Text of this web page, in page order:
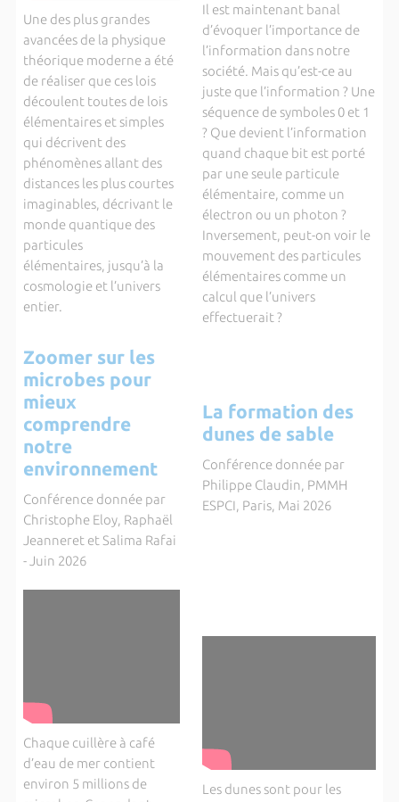
Une des plus grandes
avancées de la physique
théorique moderne a été
de réaliser que ces lois
découlent toutes de lois
élémentaires et simples
qui décrivent des
phénomènes allant des
distances les plus courtes
imaginables, décrivant le
monde quantique des
particules
élémentaires, jusqu’à la
cosmologie et l’univers
entier.
Il est maintenant banal
d’évoquer l’importance de
l’information dans notre
société. Mais qu’est-ce au
juste que l’information ? Une
séquence de symboles 0 et 1
? Que devient l’information
quand chaque bit est porté
par une seule particule
élémentaire, comme un
électron ou un photon ?
Inversement, peut-on voir le
mouvement des particules
élémentaires comme un
calcul que l’univers
effectuerait ?
Zoomer sur les
microbes pour
mieux
comprendre
notre
environnement
Conférence donnée par
Christophe Eloy, Raphaël
Jeanneret et Salima Rafai
- Juin 2026
La formation des
dunes de sable
Conférence donnée par
Philippe Claudin, PMMH
ESPCI, Paris, Mai 2026
Chaque cuillère à café
d’eau de mer contient
environ 5 millions de
Les dunes sont pour les